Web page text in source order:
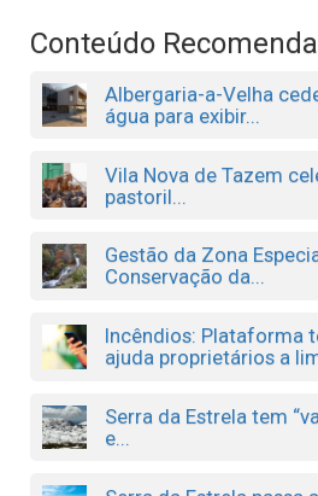
Conteúdo
Albergaria-a-Velha
água para exibir...
Vila Nova de Tazem
pastoril...
Gestão da Zona
Conservação da...
Incêndios: Plataforma
ajuda proprietários a
Serra da Estrela tem
e...